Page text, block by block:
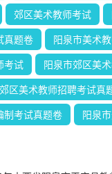
郊区美术教师考试
真题卷 阳泉市美术
考试 阳泉市郊区美
区美术教师招聘考试真
制考试真题卷 阳泉